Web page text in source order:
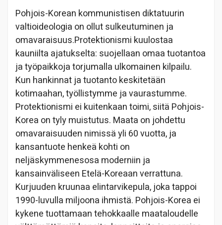
Pohjois-Korean kommunistisen diktatuurin
valtioideologia on ollut sulkeutuminen ja
omavaraisuus.Protektionismi kuulostaa
kauniilta ajatukselta: suojellaan omaa tuotantoa
ja työpaikkoja torjumalla ulkomainen kilpailu.
Kun hankinnat ja tuotanto keskitetään
kotimaahan, työllistymme ja vaurastumme.
Protektionismi ei kuitenkaan toimi, siitä Pohjois-
Korea on tyly muistutus. Maata on johdettu
omavaraisuuden nimissä yli 60 vuotta, ja
kansantuote henkeä kohti on
neljäskymmenesosa moderniin ja
kansainväliseen Etelä-Koreaan verrattuna.
Kurjuuden kruunaa elintarvikepula, joka tappoi
1990-luvulla miljoona ihmistä. Pohjois-Korea ei
kykene tuottamaan tehokkaalle maataloudelle